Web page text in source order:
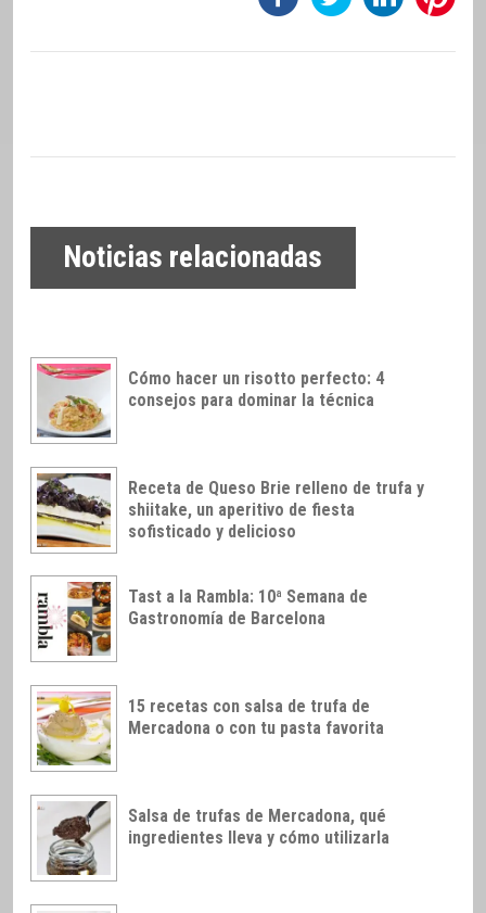
Noticias relacionadas
Cómo hacer un risotto perfecto: 4
consejos para dominar la técnica
Receta de Queso Brie relleno de trufa y
shiitake, un aperitivo de fiesta
sofisticado y delicioso
Tast a la Rambla: 10ª Semana de
Gastronomía de Barcelona
15 recetas con salsa de trufa de
Mercadona o con tu pasta favorita
Salsa de trufas de Mercadona, qué
ingredientes lleva y cómo utilizarla